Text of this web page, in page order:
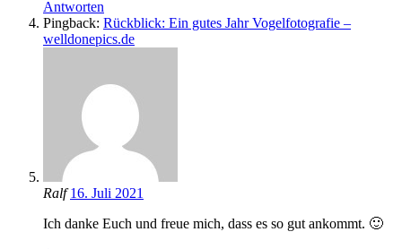
Antworten
Pingback: Rückblick: Ein gutes Jahr Vogelfotografie –
welldonepics.de
Ralf 16. Juli 2021
Ich danke Euch und freue mich, dass es so gut ankommt. 🙂